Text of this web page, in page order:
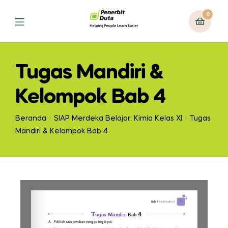
0
Tugas Mandiri &
Kelompok Bab 4
Beranda SIAP Merdeka Belajar: Kimia Kelas XI
Tugas
Mandiri & Kelompok Bab 4